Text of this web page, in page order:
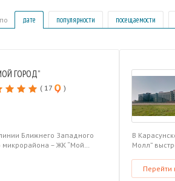
дате популярности посещаемости
ГОРОД”
( 17 )
Ближнего Западного
микрорайона – ЖК “Мой…
В
Молл”
Перейти